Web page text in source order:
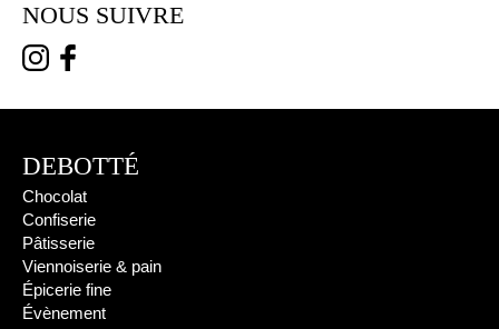
NOUS SUIVRE
DEBOTTÉ
Chocolat
Confiserie
Pâtisserie
Viennoiserie & pain
Épicerie fine
Évènement